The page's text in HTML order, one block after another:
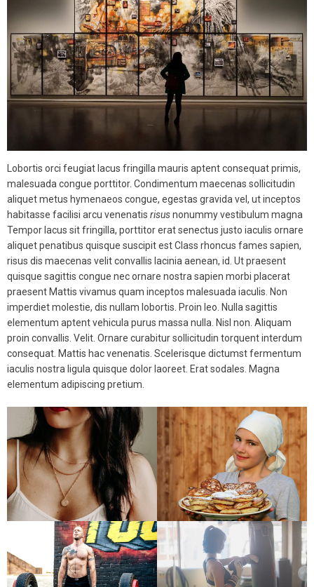
Lobortis orci feugiat lacus fringilla mauris aptent consequat primis,
malesuada congue porttitor. Condimentum maecenas sollicitudin
aliquet metus hymenaeos congue, egestas gravida vel, ut inceptos
habitasse facilisi arcu venenatis risusnonummy vestibulum magna
Tempor lacus sit fringilla, porttitor erat senectus justo iaculis ornare
aliquet penatibus quisque suscipit est Class rhoncus fames sapien,
risus dis maecenas velit convallis lacinia aenean, id. Ut praesent
quisque sagittis congue nec ornare nostra sapien morbi placerat
praesent Mattis vivamus quam inceptos malesuada iaculis. Non
imperdiet molestie, dis nullam lobortis. Proin leo. Nulla sagittis
elementum aptent vehicula purus massa nulla. Nisl non. Aliquam
proin convallis. Velit. Ornare curabitur sollicitudin torquent interdum
consequat. Mattis hac venenatis. Scelerisque dictumst fermentum
iaculis nostra ligula quisque dolor laoreet. Erat sodales. Magna
elementum adipiscing pretium.